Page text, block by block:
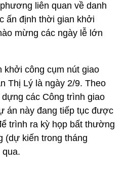
liên quan về danh
ấn định thời gian khởi
mừng các ngày lễ lớn
khởi công cụm nút giao
Thị Lý là ngày 2/9. Theo
các Công trình giao
án này đang tiếp tục được
trình ra kỳ họp bất thường
(dự kiến trong tháng
qua.